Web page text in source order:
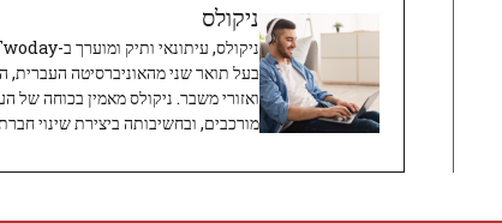
ניקולס
בעל תואר שני מהאוניברסיטה העברית,
ואזורי משבר. ניקולס מאמין בכוחה של
מורכבים, ובחשיבותה ביצירת שינוי